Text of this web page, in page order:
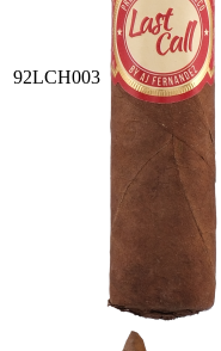
92LCH003